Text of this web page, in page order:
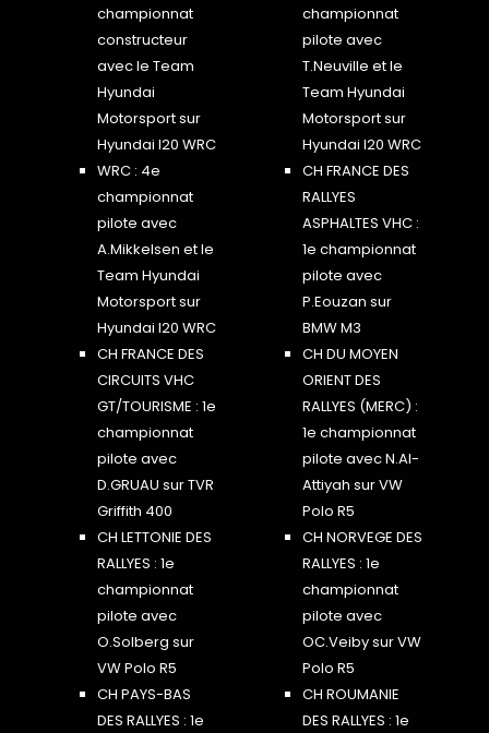
championnat
constructeur
avec le Team
Hyundai
Motorsport sur
Hyundai I20 WRC
championnat
pilote avec
T.Neuville et le
Team Hyundai
Motorsport sur
Hyundai I20 WRC
WRC : 4e
championnat
pilote avec
A.Mikkelsen et le
Team Hyundai
Motorsport sur
Hyundai I20 WRC
CH FRANCE DES
RALLYES
ASPHALTES VHC :
1e championnat
pilote avec
P.Eouzan sur
BMW M3
CH FRANCE DES
CIRCUITS VHC
GT/TOURISME : 1e
championnat
pilote avec
D.GRUAU sur TVR
Griffith 400
CH DU MOYEN
ORIENT DES
RALLYES (MERC) :
1e championnat
pilote avec N.Al-
Attiyah sur VW
Polo R5
CH LETTONIE DES
RALLYES : 1e
championnat
pilote avec
O.Solberg sur
VW Polo R5
CH NORVEGE DES
RALLYES : 1e
championnat
pilote avec
OC.Veiby sur VW
Polo R5
CH PAYS-BAS
DES RALLYES : 1e
CH ROUMANIE
DES RALLYES : 1e